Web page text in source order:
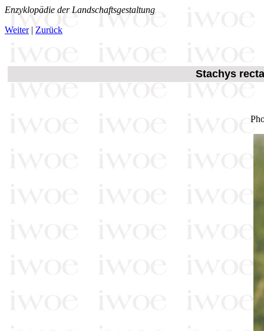
Enzyklopädie der Landschaftsgestaltung
Weiter| Zurück
Stachys